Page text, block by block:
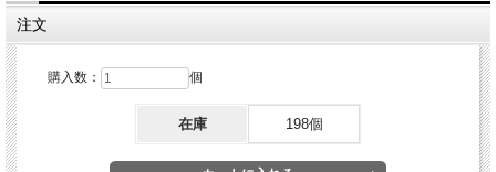
注文
購入数： 個
在庫 198個